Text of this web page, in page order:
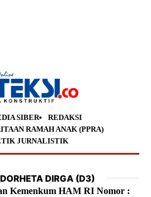
SIBER
REDAKSI
RAMAH ANAK (PPRA)
JURNALISTIK
DIRGA (D3)
Kemenkum HAM RI Nomor :